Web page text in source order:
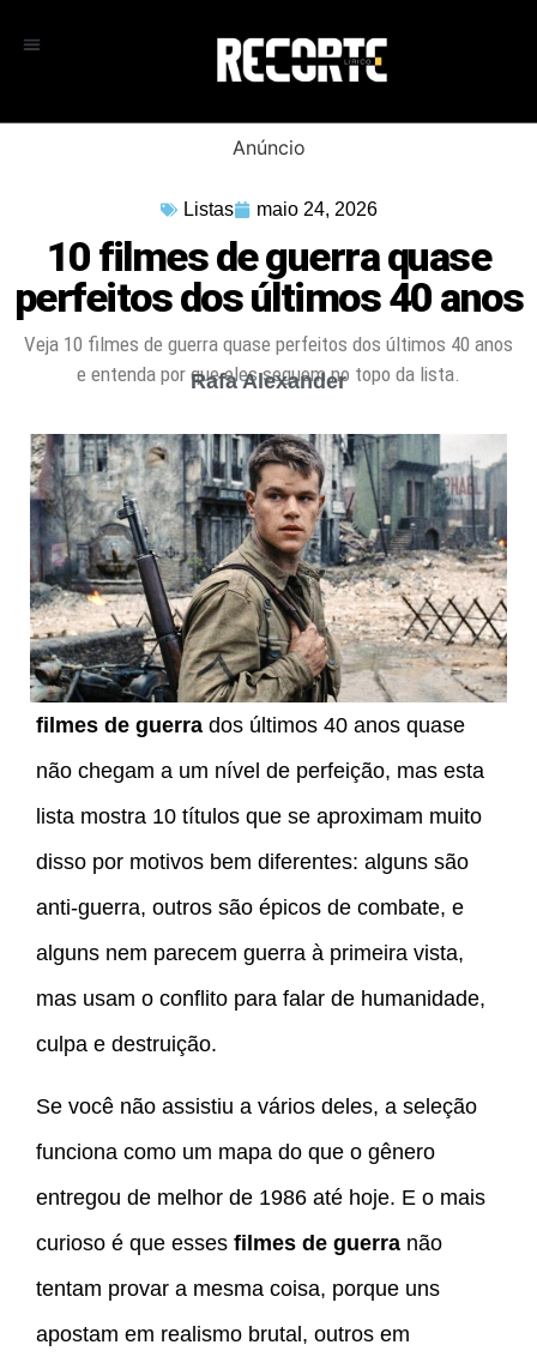
Anúncio
Listas maio 24, 2026
10 filmes de guerra quase
perfeitos dos últimos 40 anos
Veja 10 filmes de guerra quase perfeitos dos últimos 40 anos
e entenda por que eles seguem no topo da lista.
Rafa Alexander
filmes de guerra dos últimos 40 anos quase
não chegam a um nível de perfeição, mas esta
lista mostra 10 títulos que se aproximam muito
disso por motivos bem diferentes: alguns são
anti-guerra, outros são épicos de combate, e
alguns nem parecem guerra à primeira vista,
mas usam o conflito para falar de humanidade,
culpa e destruição.
Se você não assistiu a vários deles, a seleção
funciona como um mapa do que o gênero
entregou de melhor de 1986 até hoje. E o mais
curioso é que esses filmes de guerra não
tentam provar a mesma coisa, porque uns
apostam em realismo brutal, outros em